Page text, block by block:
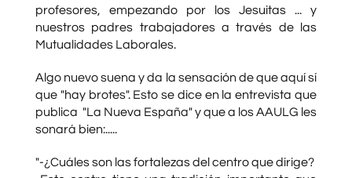
profesores, empezando por los Jesuitas ... y
nuestros padres trabajadores a través de las
Mutualidades Laborales.
Algo nuevo suena y da la sensación de que aquí sí
que "hay brotes". Esto se dice en la entrevista que
publica "La Nueva España" y que a los AAULG les
sonará bien:.....
"-¿Cuáles son las fortalezas del centro que dirige?